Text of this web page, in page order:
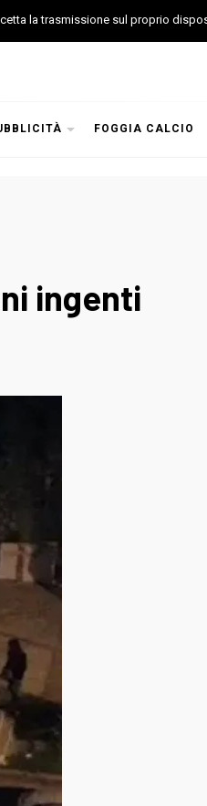
FOGGIA CALCIO
ingenti
la trasmissione sul proprio